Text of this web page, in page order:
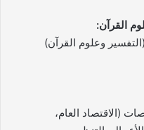
وعلوم القرآن)
(الاقتصاد العام،